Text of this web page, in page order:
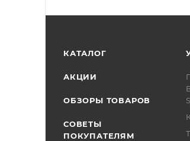
КАТАЛОГ
АКЦИИ
ОБЗОРЫ ТОВАРОВ
СОВЕТЫ
ПОКУПАТЕЛЯМ